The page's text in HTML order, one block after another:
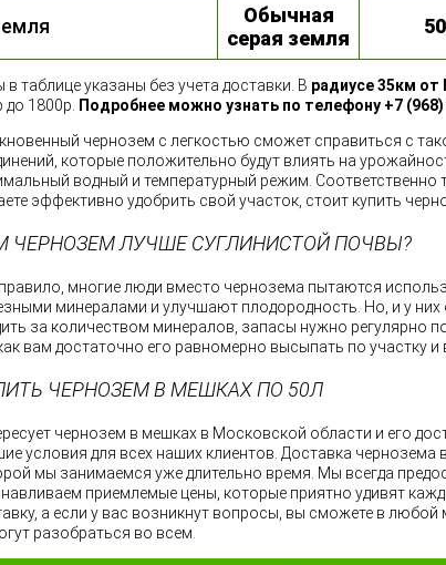
Обычная
серая земля
в таблице указаны без учета доставки. В радиусе 35км
до 1800р.
Подробнее можно узнать по телефону +7 (968)
чернозем с легкостью сможет справиться с
которые положительно будут влиять на
водный и температурный режим. Соответственно
эффективно удобрить свой участок, стоит купить
ЧЕРНОЗЕМ ЛУЧШЕ СУГЛИНИСТОЙ ПОЧВЫ?
многие люди вместо чернозема пытаются
минералами и улучшают плодородность. Но, и у
за количеством минералов, запасы нужно регулярно
вам достаточно его равномерно высыпать по участку и
ЧЕРНОЗЕМ В МЕШКАХ ПО 50Л
чернозем в мешках в Московской области и его
условия для всех наших клиентов. Доставка
мы занимаемся уже длительно время. Мы всегда
приемлемые цены, которые приятно удивят
а если у вас возникнут вопросы, вы сможете в
разобраться во всем.